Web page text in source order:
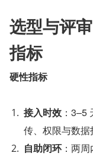
选型与评
指标
硬性指标
接入时效 ：
传、权限与数据
自助闭环：两周